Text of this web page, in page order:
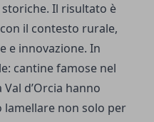
Il risultato è
il contesto rurale,
e innovazione. In
cantine famose nel
d’Orcia hanno
non solo per